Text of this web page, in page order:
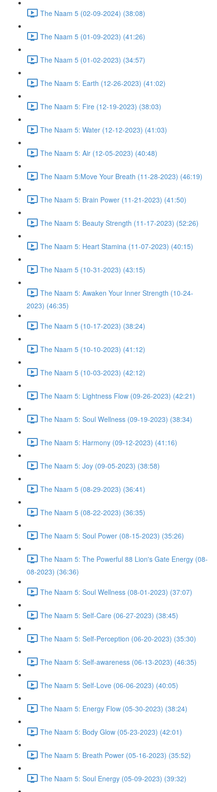
The Naam 5 (02-09-2024) (38:08)
The Naam 5 (01-09-2023) (41:26)
The Naam 5 (01-02-2023) (34:57)
The Naam 5: Earth (12-26-2023) (41:02)
The Naam 5: Fire (12-19-2023) (38:03)
The Naam 5: Water (12-12-2023) (41:03)
The Naam 5: Air (12-05-2023) (40:48)
The Naam 5:Move Your Breath (11-28-2023) (46:19)
The Naam 5: Brain Power (11-21-2023) (41:50)
The Naam 5: Beauty Strength (11-17-2023) (52:26)
The Naam 5: Heart Stamina (11-07-2023) (40:15)
The Naam 5 (10-31-2023) (43:15)
The Naam 5: Awaken Your Inner Strength (10-24-
2023) (46:35)
The Naam 5 (10-17-2023) (38:24)
The Naam 5 (10-10-2023) (41:12)
The Naam 5 (10-03-2023) (42:12)
The Naam 5: Lightness Flow (09-26-2023) (42:21)
The Naam 5: Soul Wellness (09-19-2023) (38:34)
The Naam 5: Harmony (09-12-2023) (41:16)
The Naam 5: Joy (09-05-2023) (38:58)
The Naam 5 (08-29-2023) (36:41)
The Naam 5 (08-22-2023) (36:35)
The Naam 5: Soul Power (08-15-2023) (35:26)
The Naam 5: The Powerful 88 Lion's Gate Energy (08-
08-2023) (36:36)
The Naam 5: Soul Wellness (08-01-2023) (37:07)
The Naam 5: Self-Care (06-27-2023) (38:45)
The Naam 5: Self-Perception (06-20-2023) (35:30)
The Naam 5: Self-awareness (06-13-2023) (46:35)
The Naam 5: Self-Love (06-06-2023) (40:05)
The Naam 5: Energy Flow (05-30-2023) (38:24)
The Naam 5: Body Glow (05-23-2023) (42:01)
The Naam 5: Breath Power (05-16-2023) (35:52)
The Naam 5: Soul Energy (05-09-2023) (39:32)